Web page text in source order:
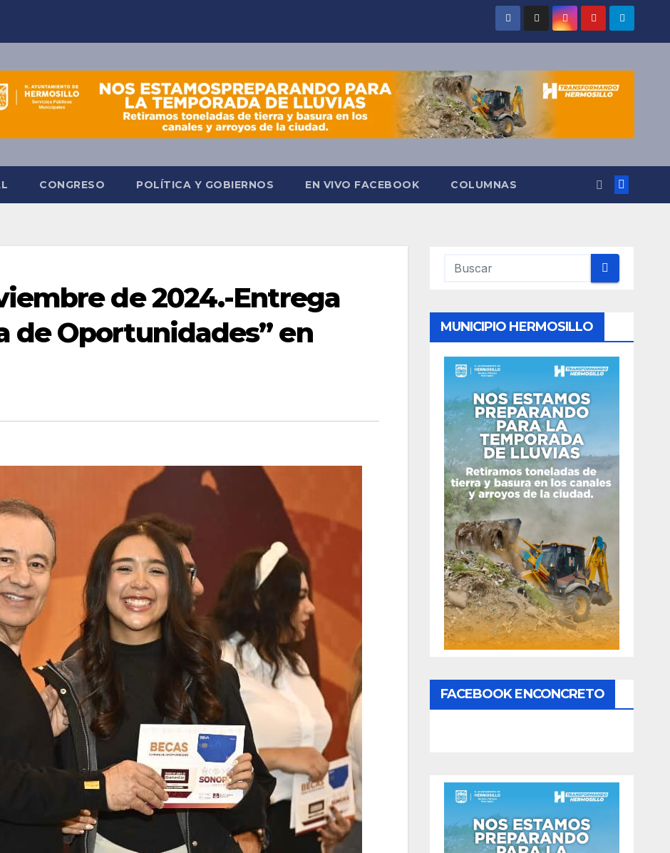
CONGRESO POLÍTICA Y GOBIERNOS EN VIVO FACEBOOK COLUMNAS
de 2024.-Entrega
de Oportunidades” en
MUNICIPIO HERMOSILLO
FACEBOOK ENCONCRETO